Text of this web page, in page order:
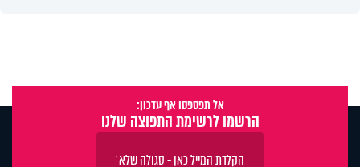
אל תפספסו אף עדכון:
הרשמו לרשימת התפוצה שלנו